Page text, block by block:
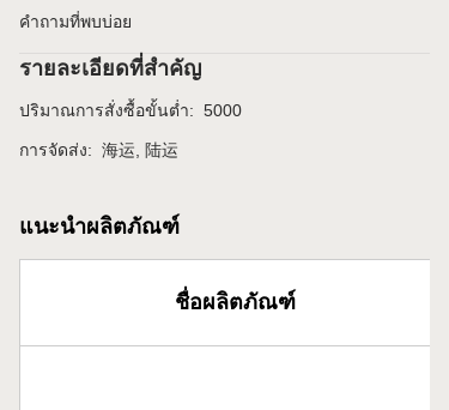
คำถามที่พบบ่อย
รายละเอียดที่สำคัญ
ปริมาณการสั่งซื้อขั้นต่ำ: 5000
การจัดส่ง: 海运, 陆运
แนะนำผลิตภัณฑ์
ชื่อผลิตภัณฑ์